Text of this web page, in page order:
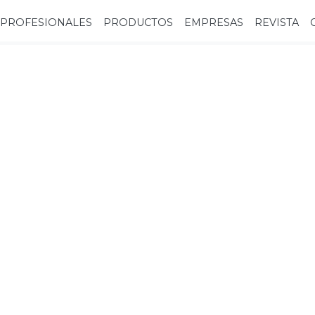
PROFESIONALES PRODUCTOS EMPRESAS REVISTA